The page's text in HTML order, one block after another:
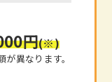
円(※)
異なります。